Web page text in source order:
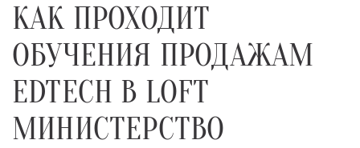
КАК ПРОХОДИТ
ОБУЧЕНИЯ ПРОДАЖАМ
EDTECH В LOFT
МИНИСТЕРСТВО